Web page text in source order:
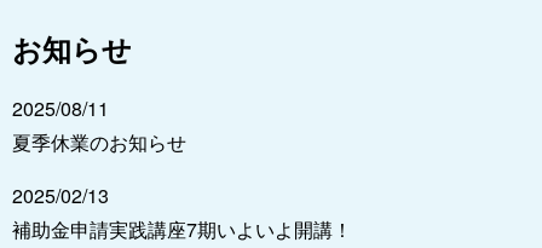
お知らせ
2025/08/11
夏季休業のお知らせ
2025/02/13
補助金申請実践講座7期いよいよ開講！